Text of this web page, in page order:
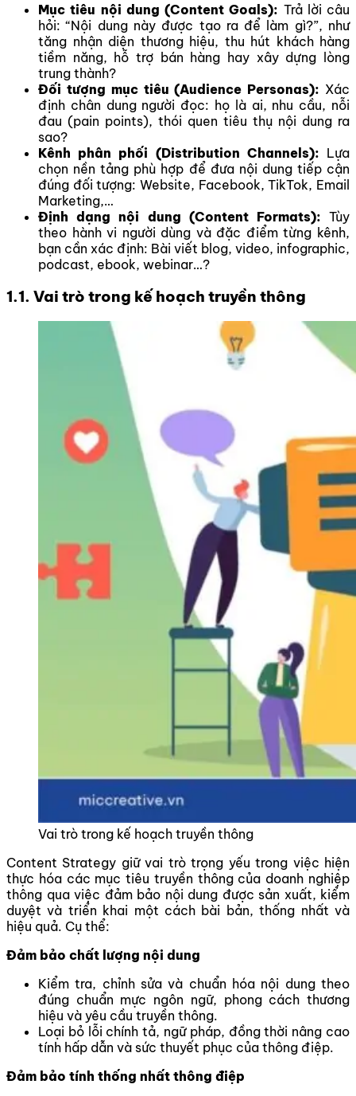
Mục tiêu nội dung (Content Goals): Trả lời câu
hỏi: “Nội dung này được tạo ra để làm gì?”, như
tăng nhận diện thương hiệu, thu hút khách hàng
tiềm năng, hỗ trợ bán hàng hay xây dựng lòng
trung thành?
Đối tượng mục tiêu (Audience Personas): Xác
định chân dung người đọc: họ là ai, nhu cầu, nỗi
đau (pain points), thói quen tiêu thụ nội dung ra
sao?
Kênh phân phối (Distribution Channels): Lựa
chọn nền tảng phù hợp để đưa nội dung tiếp cận
đúng đối tượng: Website, Facebook, TikTok, Email
Marketing,…
Định dạng nội dung (Content Formats): Tùy
theo hành vi người dùng và đặc điểm từng kênh,
bạn cần xác định: Bài viết blog, video, infographic,
podcast, ebook, webinar…?
1.1. Vai trò trong kế hoạch truyền thông
Vai trò trong kế hoạch truyền thông
Content Strategy giữ vai trò trọng yếu trong việc hiện
thực hóa các mục tiêu truyền thông của doanh nghiệp
thông qua việc đảm bảo nội dung được sản xuất, kiểm
duyệt và triển khai một cách bài bản, thống nhất và
hiệu quả. Cụ thể:
Đảm bảo chất lượng nội dung
Kiểm tra, chỉnh sửa và chuẩn hóa nội dung theo
đúng chuẩn mực ngôn ngữ, phong cách thương
hiệu và yêu cầu truyền thông.
Loại bỏ lỗi chính tả, ngữ pháp, đồng thời nâng cao
tính hấp dẫn và sức thuyết phục của thông điệp.
Đảm bảo tính thống nhất thông điệp